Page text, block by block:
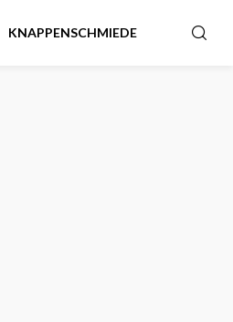
KNAPPENSCHMIEDE